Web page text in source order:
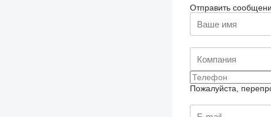
Отправить
Пожалуйста,